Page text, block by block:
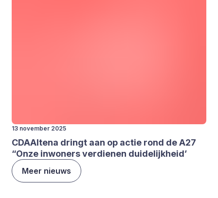
13 november 2025
CDAAl­te­na dringt aan op actie rond deA27
“Onze inwo­ners ver­die­nen dui­de­lijk­heid’
Meer nieuws